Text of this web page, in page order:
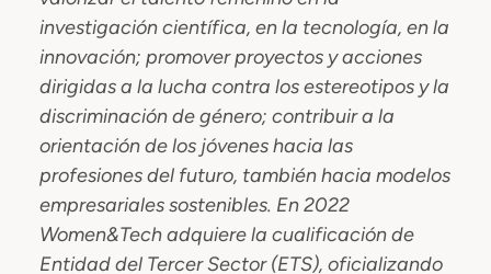
investigación científica, en la tecnología, en la
innovación; promover proyectos y acciones
dirigidas a la lucha contra los estereotipos y la
discriminación de género; contribuir a la
orientación de los jóvenes hacia las
profesiones del futuro, también hacia modelos
empresariales sostenibles. En 2022
Women&Tech adquiere la cualificación de
Entidad del Tercer Sector (ETS), oficializando